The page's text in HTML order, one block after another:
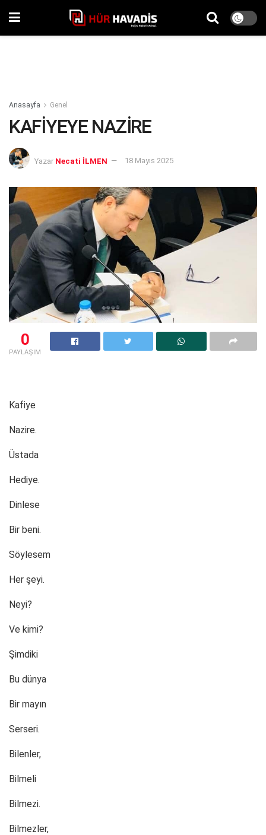
Anasayfa Genel
KAFİYEYE NAZİRE
Yazar Necati İLMEN 18 Mayıs 2025
0
PAYLAŞIM
Kafiye
Nazire.
Üstada
Hediye.
Dinlese
Bir beni.
Söylesem
Her şeyi.
Neyi?
Ve kimi?
Şimdiki
Bu dünya
Bir mayın
Serseri.
Bilenler,
Bilmeli
Bilmezi.
Bilmezler,